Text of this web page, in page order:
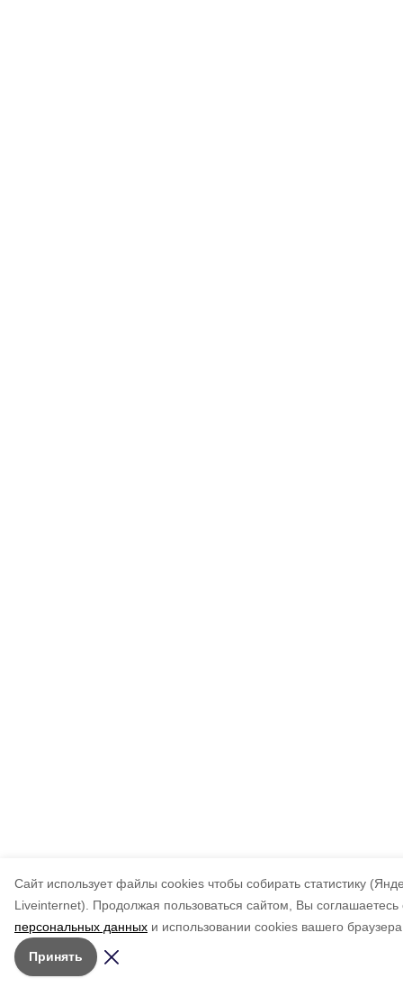
Cайт использует файлы cookies чтобы собирать статистику
Liveinternet).
Продолжая пользоваться сайтом, Вы соглашаетесь
персональных данных и использовании cookies вашего
Принять